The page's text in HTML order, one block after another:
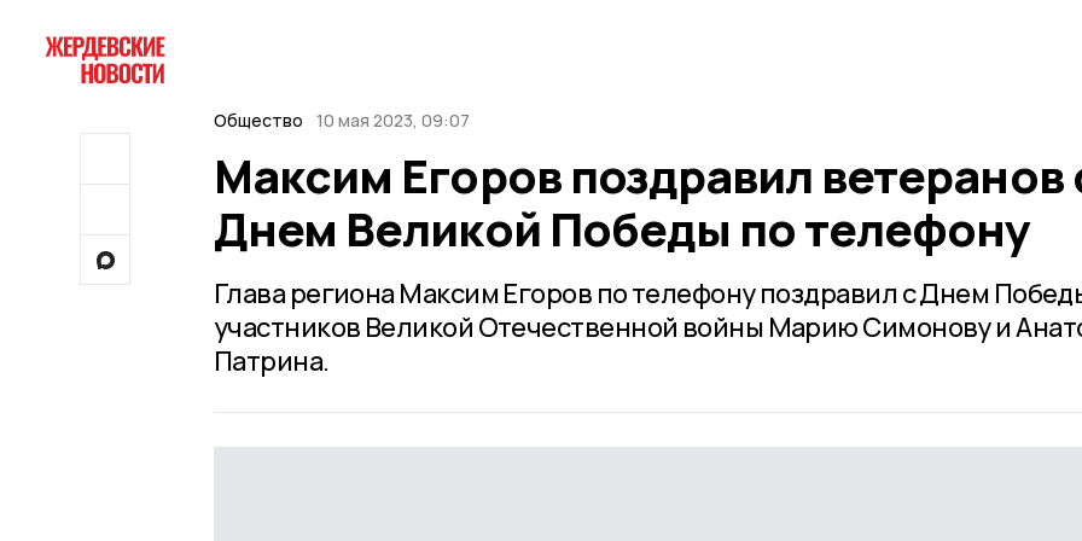
Общество 10 мая 2023, 09:07
Максим Егоров поздравил ветеранов
Днем Великой Победы по телефону
Глава региона Максим Егоров по телефону поздравил с Днем
участников Великой Отечественной войны Марию Симонову и
Патрина.